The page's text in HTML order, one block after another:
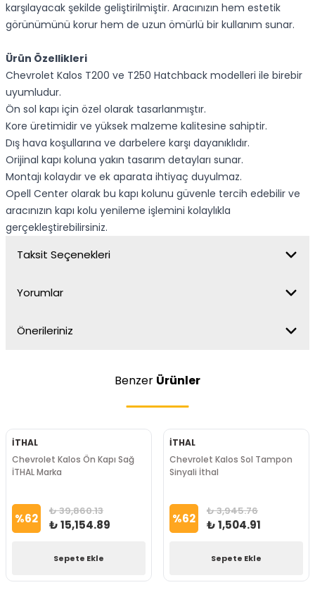
karşılayacak şekilde geliştirilmiştir. Aracınızın hem estetik
görünümünü korur hem de uzun ömürlü bir kullanım sunar.
Ürün Özellikleri
Chevrolet Kalos T200 ve T250 Hatchback modelleri ile birebir
uyumludur.
Ön sol kapı için özel olarak tasarlanmıştır.
Kore üretimidir ve yüksek malzeme kalitesine sahiptir.
Dış hava koşullarına ve darbelere karşı dayanıklıdır.
Orijinal kapı koluna yakın tasarım detayları sunar.
Montajı kolaydır ve ek aparata ihtiyaç duyulmaz.
Opell Center olarak bu kapı kolunu güvenle tercih edebilir ve
aracınızın kapı kolu yenileme işlemini kolaylıkla
gerçekleştirebilirsiniz.
Taksit Seçenekleri
Yorumlar
Önerileriniz
Benzer Ürünler
İTHAL
Chevrolet Kalos Ön Kapı Sağ
İTHAL Marka
%62 ₺ 39,860.13
₺ 15,154.89
Sepete Ekle
İTHAL
Chevrolet Kalos Sol Tampon
Sinyali İthal
%62 ₺ 3,945.76
₺ 1,504.91
Sepete Ekle